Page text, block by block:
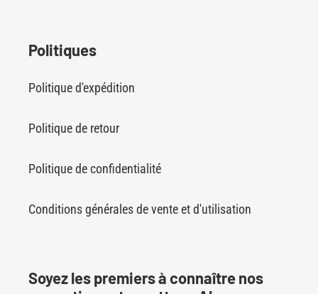
Politiques
Politique d'expédition
Politique de retour
Politique de confidentialité
Conditions générales de vente et d'utilisation
Soyez les premiers à connaître nos